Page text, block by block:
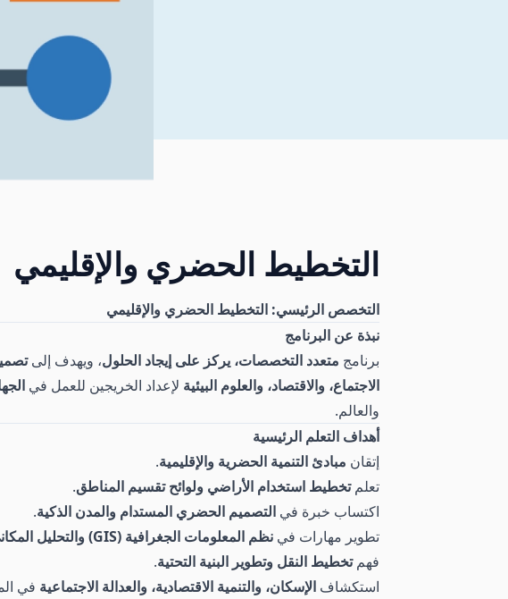
التخطيط الحضري والإقليمي
التخصص الرئيسي: التخطيط الحضري والإقليمي
نبذة عن البرنامج
برنامج متعدد التخصصات، يركز على إيجاد الحلول، ويهدف إلى
الاجتماع، والاقتصاد، والعلوم البيئية لإعداد الخريجين للعمل في
والعالم.
أهداف التعلم الرئيسية
إتقان مبادئ التنمية الحضرية والإقليمية.
تعلمتخطيط استخدام الأراضي ولوائح تقسيم المناطق.
اكتساب خبرة في التصميم الحضري المستدام والمدن الذكية.
تطوير مهارات في نظم المعلومات الجغرافية (GIS) والتحليل المكاني
فهمتخطيط النقل وتطوير البنية التحتية.
استكشاف الإسكان، والتنمية الاقتصادية، والعدالة الاجتماعية في